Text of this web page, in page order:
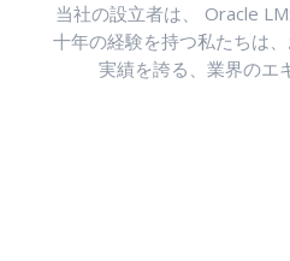
当社の設立者は、 Oracle
十年の経験を持つ私たちは
実績を誇る、業界のエ